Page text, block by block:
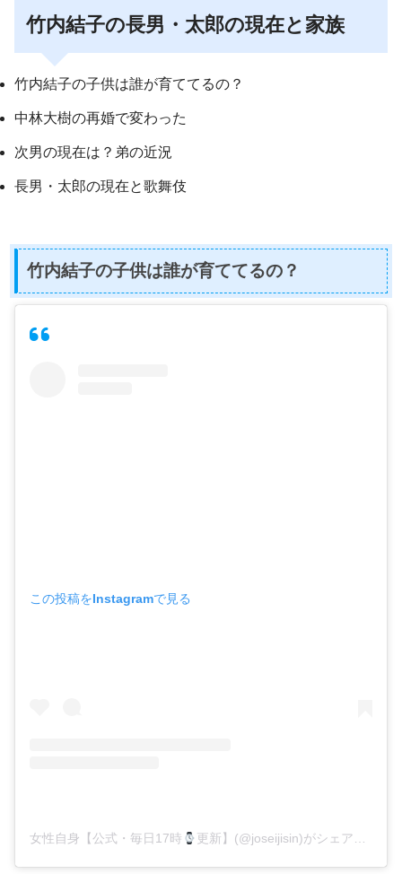
竹内結子の長男・太郎の現在と家族
竹内結子の子供は誰が育ててるの？
中林大樹の再婚で変わった
次男の現在は？弟の近況
長男・太郎の現在と歌舞伎
竹内結子の子供は誰が育ててるの？
この投稿をInstagramで見る
女性自身【公式・毎日17時 更新】(@joseijisin)がシェアした投稿